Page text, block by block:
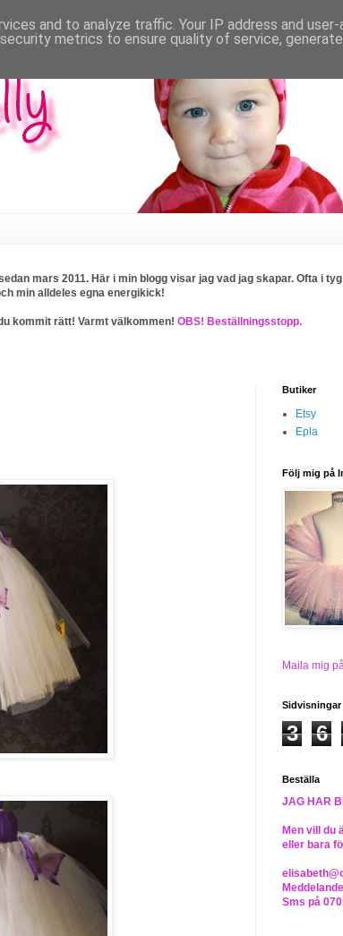
mars 2011. Här i min blogg visar jag vad jag skapar. Ofta i
min alldeles egna energikick!
kommit rätt! Varmt välkommen! OBS! Beställningsstopp.
Butiker
Etsy
Epla
Följ mig på
Maila mig
Sidvisningar
3 6
Beställa
JAG HAR
Men vill du
eller bara
Sms på
and to analyze traffic. Your IP address and
metrics to ensure quality of service,